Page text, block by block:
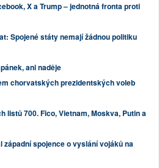
X a Trump – jednotná fronta proti
Spojené státy nemají žádnou politiku
ani naděje
chorvatských prezidentských voleb
listů 700. Fico, Vietnam, Moskva, Putin a
západní spojence o vyslání vojáků na